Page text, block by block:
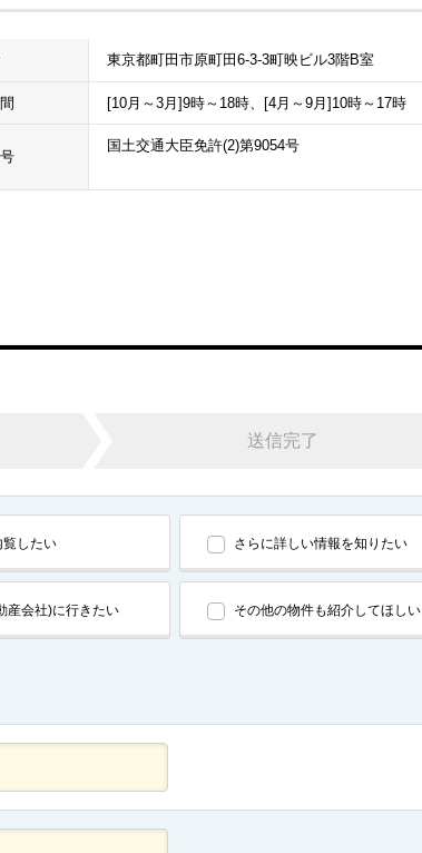
東京都町田市原町田6-3-3町映ビル3階B室
[10月～3月]9時～18時、[4月～9月]10時～17時
国土交通大臣免許(2)第9054号
送信完了
したい さらに詳しい情報を知りたい
産会社)に行きたい その他の物件も紹介してほしい